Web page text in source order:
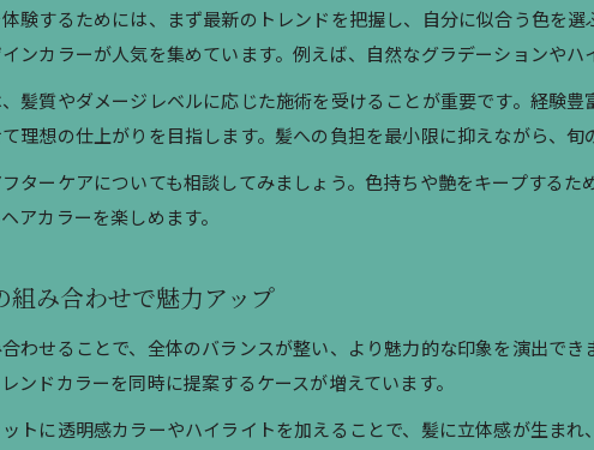
髪質改善カラー後の美容室ケ
透明感溢れるカラー提案が自慢の
美容室で叶う透明感カラーの
カットと透明感カラーの相性
美容室が提案する透明感カラ
美容室のカウンセリングで希
験するためには、まず最新のトレンドを把握し、自分に似合う色を
ンカラーが人気を集めています。例えば、自然なグラデーションや
髪質やダメージレベルに応じた施術を受けることが重要です。経験
理想の仕上がりを目指します。髪への負担を最小限に抑えながら、
ターケアについても相談してみましょう。色持ちや艶をキープする
アカラーを楽しめます。
組み合わせで魅力アップ
わせることで、全体のバランスが整い、より魅力的な印象を演出で
ンドカラーを同時に提案するケースが増えています。
トに透明感カラーやハイライトを加えることで、髪に立体感が生ま